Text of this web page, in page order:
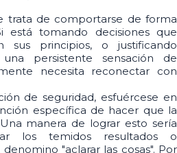
trata de comportarse de forma
está tomando decisiones que
sus principios, o justificando
persistente sensación de
necesita reconectar con
de seguridad, esfuércese en
específica de hacer que la
manera de lograr esto sería
los temidos resultados o
"aclarar las cosas". Por